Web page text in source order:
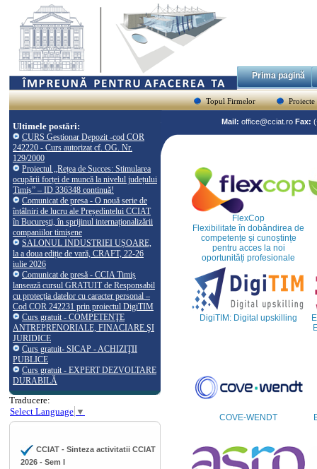
Prima pagină
Topul Firmelor Proiecte
Ultimele postări:
CURS Gestionar Depozit -cod COR
242220 - Curs autorizat cf. OG. Nr.
129/2000
Proiectul „Rețea de Succes: Stimularea
ocupării forței de muncă la nivelul județului
Timiș” – ID 336348 continuă!
Comunicat de presa - O nouă serie de
întâlniri de lucru ale Președintelui CCIAT
în București, în sprijinul internaționalizării
companiilor timișene
SALONUL INDUSTRIEI UȘOARE,
la a doua ediție de vară, CRAFT, 22-26
iulie 2026
Comunicat de presă - CCIA Timiș
lansează cursul GRATUIT de Responsabil
cu protecția datelor cu caracter personal –
Cod COR 242231 prin proiectul DigiTIM
Curs gratuit - COMPETENŢE
ANTREPRENORIALE, FINACIARE ŞI
JURIDICE
Curs gratuit- SICAP - ACHIZIŢII
PUBLICE
Curs gratuit - EXPERT DEZVOLTARE
DURABILĂ
Traducere:
Select Language ▼
CCIAT - Sinteza activitatii CCIAT
2026 - Sem I
Mail: office@cciat.ro Fax:
FlexCop
Flexibilitate în dobândirea de
competențe și cunoștințe
pentru acces la noi
oportunități profesionale
DigiTIM: Digital upskilling
COVE-WENDT